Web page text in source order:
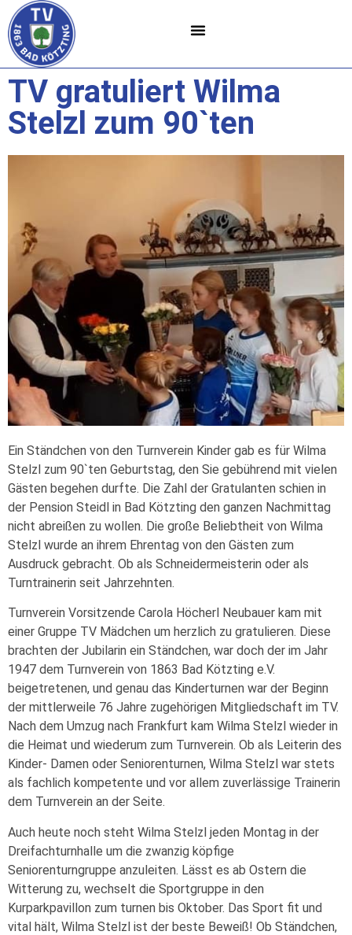
TV gratuliert Wilma
Stelzl zum 90`ten
Ein Ständchen von den Turnverein Kinder gab es für Wilma
Stelzl zum 90`ten Geburtstag, den Sie gebührend mit vielen
Gästen begehen durfte. Die Zahl der Gratulanten schien in
der Pension Steidl in Bad Kötzting den ganzen Nachmittag
nicht abreißen zu wollen. Die große Beliebtheit von Wilma
Stelzl wurde an ihrem Ehrentag von den Gästen zum
Ausdruck gebracht. Ob als Schneidermeisterin oder als
Turntrainerin seit Jahrzehnten.
Turnverein Vorsitzende Carola Höcherl Neubauer kam mit
einer Gruppe TV Mädchen um herzlich zu gratulieren. Diese
brachten der Jubilarin ein Ständchen, war doch der im Jahr
1947 dem Turnverein von 1863 Bad Kötzting e.V.
beigetretenen, und genau das Kinderturnen war der Beginn
der mittlerweile 76 Jahre zugehörigen Mitgliedschaft im TV.
Nach dem Umzug nach Frankfurt kam Wilma Stelzl wieder in
die Heimat und wiederum zum Turnverein. Ob als Leiterin des
Kinder- Damen oder Seniorenturnen, Wilma Stelzl war stets
als fachlich kompetente und vor allem zuverlässige Trainerin
dem Turnverein an der Seite.
Auch heute noch steht Wilma Stelzl jeden Montag in der
Dreifachturnhalle um die zwanzig köpfige
Seniorenturngruppe anzuleiten. Lässt es ab Ostern die
Witterung zu, wechselt die Sportgruppe in den
Kurparkpavillon zum turnen bis Oktober. Das Sport fit und
vital hält, Wilma Stelzl ist der beste Beweiß! Ob Ständchen,